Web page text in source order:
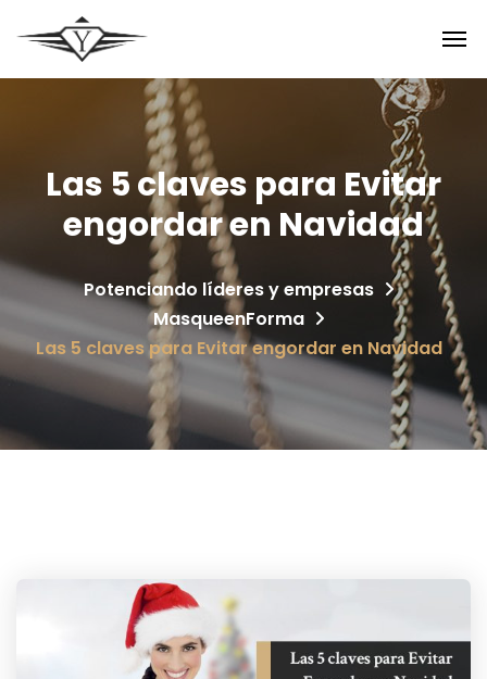
Las 5 claves para Evitar
engordar en Navidad
Potenciando líderes y empresas
MasqueenForma
Las 5 claves para Evitar engordar en Navidad